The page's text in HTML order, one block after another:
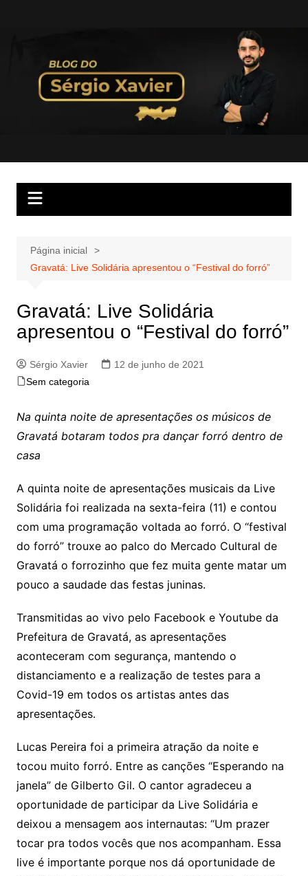
Página inicial
Gravatá: Live Solidária apresentou o “Festival do forró”
Gravatá: Live Solidária
apresentou o “Festival do forró”
Sérgio Xavier
12 de junho de 2021
Sem categoria
Na quinta noite de apresentações os músicos de
Gravatá botaram todos pra dançar forró dentro de
casa
A quinta noite de apresentações musicais da Live
Solidária foi realizada na sexta-feira (11) e contou
com uma programação voltada ao forró. O “festival
do forró” trouxe ao palco do Mercado Cultural de
Gravatá o forrozinho que fez muita gente matar um
pouco a saudade das festas juninas.
Transmitidas ao vivo pelo Facebook e Youtube da
Prefeitura de Gravatá, as apresentações
aconteceram com segurança, mantendo o
distanciamento e a realização de testes para a
Covid-19 em todos os artistas antes das
apresentações.
Lucas Pereira foi a primeira atração da noite e
tocou muito forró. Entre as canções “Esperando na
janela” de Gilberto Gil. O cantor agradeceu a
oportunidade de participar da Live Solidária e
deixou a mensagem aos internautas: “Um prazer
tocar pra todos vocês que nos acompanham. Essa
live é importante porque nos dá oportunidade de